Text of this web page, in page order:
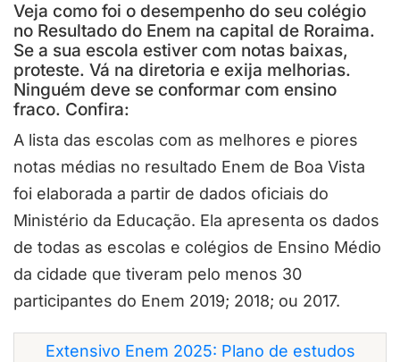
Veja como foi o desempenho do seu colégio
no Resultado do Enem na capital de Roraima.
Se a sua escola estiver com notas baixas,
proteste. Vá na diretoria e exija melhorias.
Ninguém deve se conformar com ensino
fraco. Confira:
A lista das escolas com as melhores e piores
notas médias no resultado Enem de Boa Vista
foi elaborada a partir de dados oficiais do
Ministério da Educação. Ela apresenta os dados
de todas as escolas e colégios de Ensino Médio
da cidade que tiveram pelo menos 30
participantes do Enem 2019; 2018; ou 2017.
Extensivo Enem 2025: Plano de estudos